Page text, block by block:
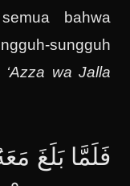
bahwa
sungguh
‘Azza wa Jalla
فَلَمَّا بَلَغَ